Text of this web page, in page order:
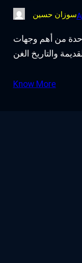
سوزان حسين
من أهم وجهات
Know More